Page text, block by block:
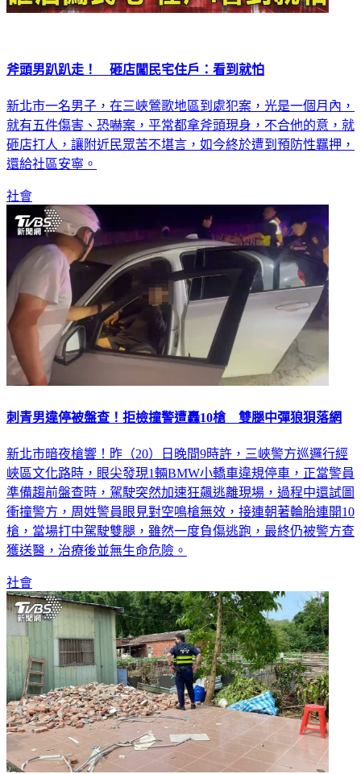
斧頭男趴趴走！ 砸店闖民宅住戶：看到就怕
新北市一名男子，在三峽鶯歌地區到處犯案，光是一個月內，
就有五件傷害、恐嚇案，平常都拿斧頭現身，不合他的意，就
砸店打人，讓附近民眾苦不堪言，如今終於遭到預防性羈押，
還給社區安寧。
社會
刺青男違停被盤查！拒檢撞警遭轟10槍 雙腿中彈狼狽落網
新北市暗夜槍響！昨（20）日晚間9時許，三峽警方巡邏行經
峽區文化路時，眼尖發現1輛BMW小轎車違規停車，正當警員
準備趨前盤查時，駕駛突然加速狂飆逃離現場，過程中還試圖
衝撞警方，周姓警員眼見對空鳴槍無效，接連朝著輪胎連開10
槍，當場打中駕駛雙腿，雖然一度負傷逃跑，最終仍被警方查
獲送醫，治療後並無生命危險。
社會